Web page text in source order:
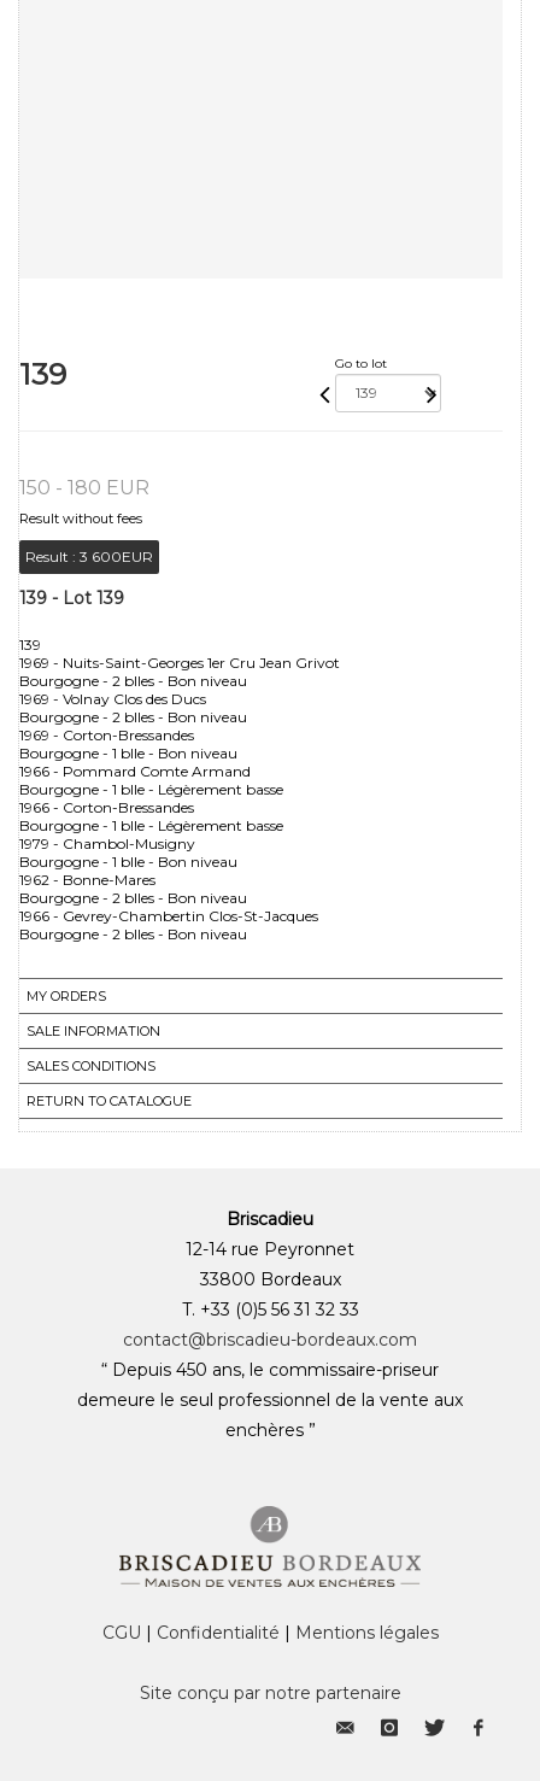
139 Go to lot
150 - 180 EUR
Result without fees
Result : 3 600EUR
139 - Lot 139
139
1969 - Nuits-Saint-Georges 1er Cru Jean Grivot
Bourgogne - 2 blles - Bon niveau
1969 - Volnay Clos des Ducs
Bourgogne - 2 blles - Bon niveau
1969 - Corton-Bressandes
Bourgogne - 1 blle - Bon niveau
1966 - Pommard Comte Armand
Bourgogne - 1 blle - Légèrement basse
1966 - Corton-Bressandes
Bourgogne - 1 blle - Légèrement basse
1979 - Chambol-Musigny
Bourgogne - 1 blle - Bon niveau
1962 - Bonne-Mares
Bourgogne - 2 blles - Bon niveau
1966 - Gevrey-Chambertin Clos-St-Jacques
Bourgogne - 2 blles - Bon niveau
MY ORDERS
SALE INFORMATION
SALES CONDITIONS
RETURN TO CATALOGUE
Briscadieu
12-14 rue Peyronnet
33800 Bordeaux
T. +33 (0)5 56 31 32 33
contact@briscadieu-bordeaux.com
“ Depuis 450 ans, le commissaire-priseur
demeure le seul professionnel de la vente aux
enchères ”
CGU | Confidentialité | Mentions légales
Site conçu par notre partenaire